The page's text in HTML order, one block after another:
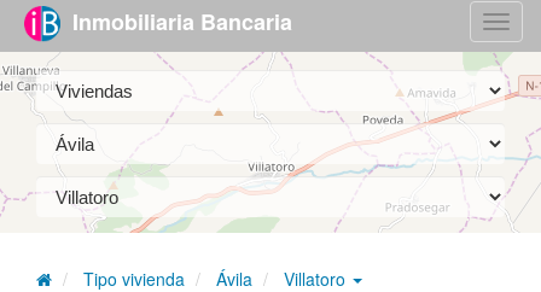
Menú
Inmobiliaria Bancaria
Tipo vivienda Ávila Villatoro